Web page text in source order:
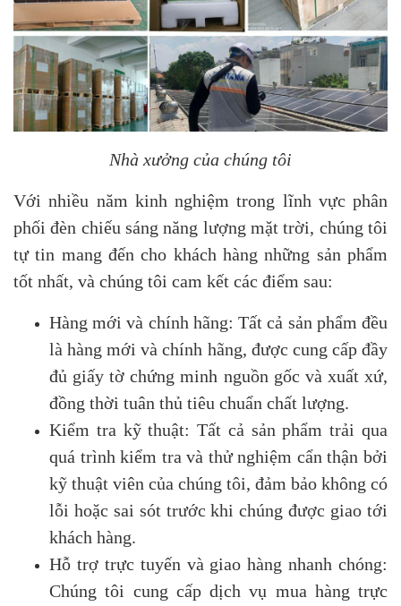
Nhà xưởng của chúng tôi
Với nhiều năm kinh nghiệm trong lĩnh vực phân
phối đèn chiếu sáng năng lượng mặt trời, chúng tôi
tự tin mang đến cho khách hàng những sản phẩm
tốt nhất, và chúng tôi cam kết các điểm sau:
Hàng mới và chính hãng: Tất cả sản phẩm đều
là hàng mới và chính hãng, được cung cấp đầy
đủ giấy tờ chứng minh nguồn gốc và xuất xứ,
đồng thời tuân thủ tiêu chuẩn chất lượng.
Kiểm tra kỹ thuật: Tất cả sản phẩm trải qua
quá trình kiểm tra và thử nghiệm cẩn thận bởi
kỹ thuật viên của chúng tôi, đảm bảo không có
lỗi hoặc sai sót trước khi chúng được giao tới
khách hàng.
Hỗ trợ trực tuyến và giao hàng nhanh chóng:
Chúng tôi cung cấp dịch vụ mua hàng trực